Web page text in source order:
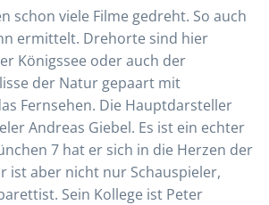
schon viele Filme gedreht. So auch
ermittelt. Drehorte sind hier
Königssee oder auch der
der Natur gepaart mit
Fernsehen. Die Hauptdarsteller
Andreas Giebel. Es ist ein echter
7 hat er sich in die Herzen der
ist aber nicht nur Schauspieler,
Sein Kollege ist Peter